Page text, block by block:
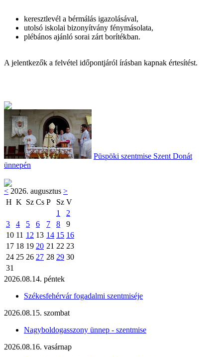
keresztlevél a bérmálás igazolásával,
utolsó iskolai bizonyítvány fénymásolata,
plébános ajánló sorai zárt borítékban.
A jelentkezők a felvétel időpontjáról írásban kapnak értesítést.
Püspöki szentmise Szent Donát
ünnepén
< 2026. augusztus >
H K Sz Cs P Sz V
1
2
3
4 5 6 7 8
9
10 11 12 13 14 15 16
17 18 19 20 21 22 23
24 25 26 27 28 29 30
31
2026.08.14. péntek
Székesfehérvár fogadalmi szentmiséje
2026.08.15. szombat
Nagyboldogasszony ünnep - szentmise
2026.08.16. vasárnap